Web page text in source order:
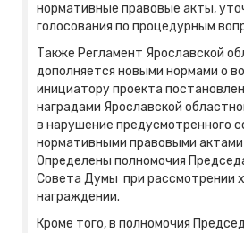
нормативные правовые акты,
голосования по процедурным
Также Регламент Ярославской
дополняется новыми нормами о
инициатору проекта
наградами Ярославской
в нарушение предусмотренного
нормативными правовыми актами
Определены полномочия
Совета Думы при рассмотрении
награждении.
Кроме того, в полномочия